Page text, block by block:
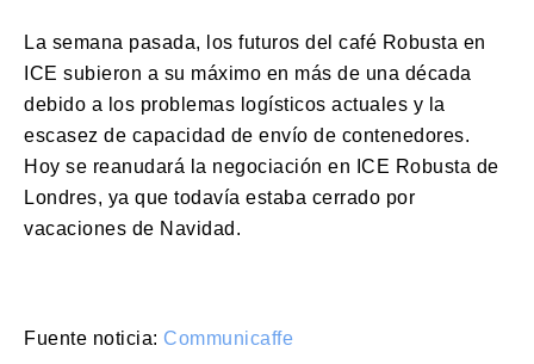
La semana pasada, los futuros del café Robusta en
ICE subieron a su máximo en más de una década
debido a los problemas logísticos actuales y la
escasez de capacidad de envío de contenedores.
Hoy se reanudará la negociación en ICE Robusta de
Londres, ya que todavía estaba cerrado por
vacaciones de Navidad.
Fuente noticia: Communicaffe